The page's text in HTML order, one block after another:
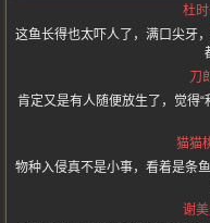
杜
这鱼长得也太吓人了，满口尖牙
刀
肯定又是有人随便放生了，觉得
猫猫
物种入侵真不是小事，看着是条
谢